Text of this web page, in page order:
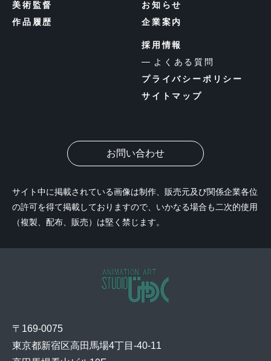
〒169-0075
東京都新宿区高田馬場4丁目-40-11
美術監督
作品履歴
お知らせ
企業案内
採用情報
よくある質問
プライバシーポリシー
サイトマップ
お問い合わせ
サイト中に掲載されている画像は制作、販売元及び関係企業各位
の許可を得て掲載しておりますので、いかなる場合も二次的使用
（複製、配布、販売）は堅く禁じます。